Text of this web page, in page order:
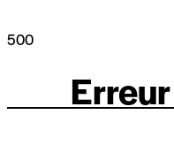
500